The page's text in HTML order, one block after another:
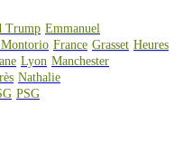
Trump Emmanuel
France Grasset Heures
Lyon Manchester
Nathalie
PSG